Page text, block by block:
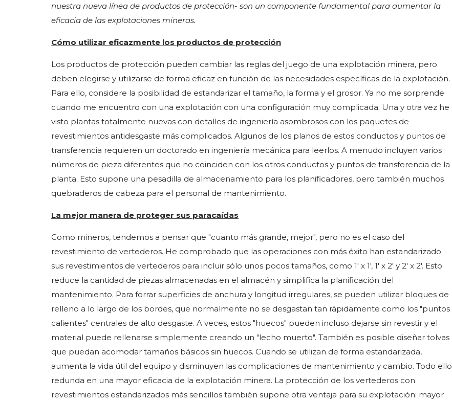
nuestra nueva línea de productos de protección- son un componente fundamental para aumentar la
eficacia de las explotaciones mineras.
Cómo utilizar eficazmente los productos de protección
Los productos de protección pueden cambiar las reglas del juego de una explotación minera, pero
deben elegirse y utilizarse de forma eficaz en función de las necesidades específicas de la explotación.
Para ello, considere la posibilidad de estandarizar el tamaño, la forma y el grosor. Ya no me sorprende
cuando me encuentro con una explotación con una configuración muy complicada. Una y otra vez he
visto plantas totalmente nuevas con detalles de ingeniería asombrosos con los paquetes de
revestimientos antidesgaste más complicados. Algunos de los planos de estos conductos y puntos de
transferencia requieren un doctorado en ingeniería mecánica para leerlos. A menudo incluyen varios
números de pieza diferentes que no coinciden con los otros conductos y puntos de transferencia de la
planta. Esto supone una pesadilla de almacenamiento para los planificadores, pero también muchos
quebraderos de cabeza para el personal de mantenimiento.
La mejor manera de proteger sus paracaídas
Como mineros, tendemos a pensar que "cuanto más grande, mejor", pero no es el caso del
revestimiento de vertederos. He comprobado que las operaciones con más éxito han estandarizado
sus revestimientos de vertederos para incluir sólo unos pocos tamaños, como 1' x 1', 1' x 2' y 2' x 2'. Esto
reduce la cantidad de piezas almacenadas en el almacén y simplifica la planificación del
mantenimiento. Para forrar superficies de anchura y longitud irregulares, se pueden utilizar bloques de
relleno a lo largo de los bordes, que normalmente no se desgastan tan rápidamente como los "puntos
calientes" centrales de alto desgaste. A veces, estos "huecos" pueden incluso dejarse sin revestir y el
material puede rellenarse simplemente creando un "lecho muerto". También es posible diseñar tolvas
que puedan acomodar tamaños básicos sin huecos. Cuando se utilizan de forma estandarizada,
aumenta la vida útil del equipo y disminuyen las complicaciones de mantenimiento y cambio. Todo ello
redunda en una mayor eficacia de la explotación minera. La protección de los vertederos con
revestimientos estandarizados más sencillos también supone otra ventaja para su explotación: mayor